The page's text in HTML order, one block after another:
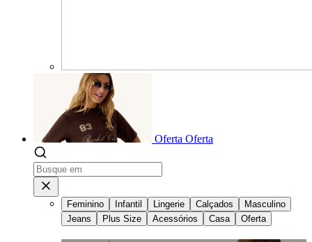
Oferta Oferta
Feminino Infantil Lingerie Calçados
Masculino
Jeans
Plus Size Acessórios Casa Oferta